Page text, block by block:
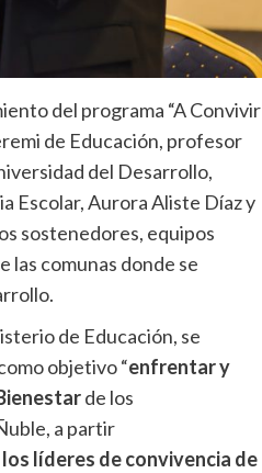
del programa “A Convivir
de Educación, profesor
del Desarrollo,
Escolar, Aurora Aliste Díaz y
sostenedores, equipos
las comunas donde se
de Educación, se
objetivo “enfrentar y
de los
a partir
líderes de convivencia de